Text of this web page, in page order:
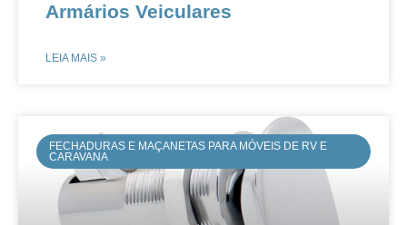
Armários Veiculares
LEIA MAIS »
FECHADURAS E MAÇANETAS PARA MÓVEIS DE RV E
CARAVANA